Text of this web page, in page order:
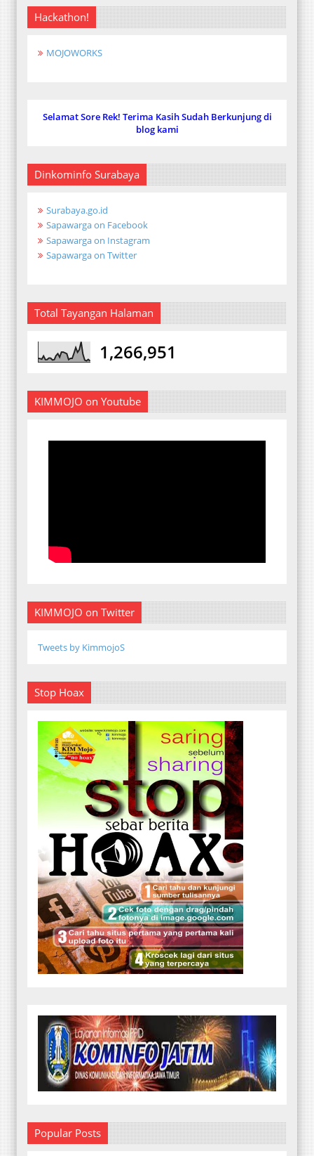
Hackathon!
MOJOWORKS
Selamat Sore Rek! Terima Kasih Sudah Berkunjung di
blog kami
Dinkominfo Surabaya
Surabaya.go.id
Sapawarga on Facebook
Sapawarga on Instagram
Sapawarga on Twitter
Total Tayangan Halaman
1,266,951
KIMMOJO on Youtube
KIMMOJO on Twitter
Tweets by KimmojoS
Stop Hoax
Popular Posts